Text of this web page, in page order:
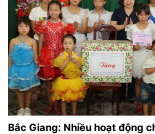
Bắc Giang: Nhiều hoạt động